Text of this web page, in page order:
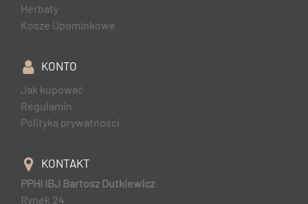
Herbaty
Kosze Upominkowe
KONTO
Jak kupować
Regulamin
Polityka prywatności
KONTAKT
PPHI IBJ Bartosz Dutkiewicz
Rynek 24